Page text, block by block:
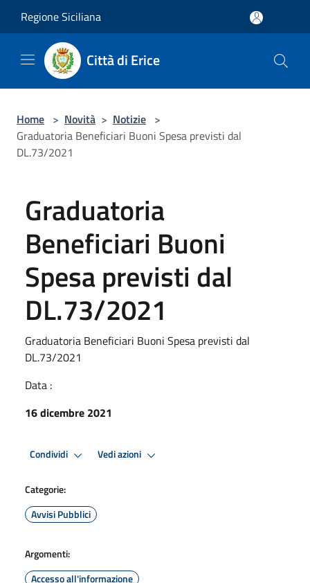
Regione Siciliana
Città di Erice
Home > Novità > Notizie >
Graduatoria Beneficiari Buoni Spesa previsti dal
DL.73/2021
Graduatoria
Beneficiari Buoni
Spesa previsti dal
DL.73/2021
Graduatoria Beneficiari Buoni Spesa previsti dal
DL.73/2021
Data :
16 dicembre 2021
Condividi Vedi azioni
Categorie:
Avvisi Pubblici
Argomenti:
Accesso all'informazione